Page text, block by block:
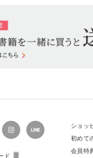
ド
ショッ
初めて
会員特